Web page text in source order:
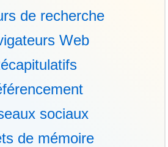
de recherche
Web
sociaux
de mémoire